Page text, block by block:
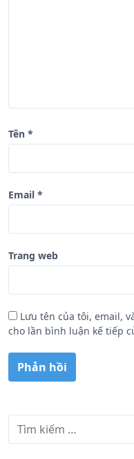
Tên *
Email *
Trang web
Lưu tên của tôi, email,
cho lần bình luận kế tiếp